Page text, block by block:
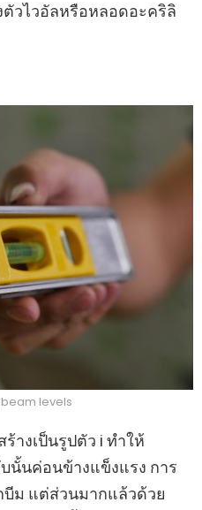
วไวอัลหรือหลอดอะคริลิ
levels
างเป็นรูปตัว i ทำให้
นั้นค่อนข้างแข็งแรง การ
ม แต่ส่วนมากแล้วด้วย